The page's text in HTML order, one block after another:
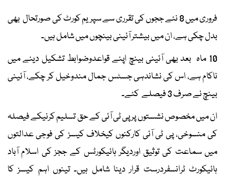
فروری میں 8 نئے ججوں کی تقرری سے سپریم کورٹ کی صورتحال بھی
بدل چکی ہے، ان میں بیشتر آئینی بینچوں میں شامل ہیں۔
10 ماہ بعد بھی آئینی بینچ اپنے قواعدوضوابط تشکیل دینے میں
ناکام ہے، اس کی نشاندہی جسٹس جمال مندوخیل کر چکے، آئینی
بینچ نے صرف 3 فیصلے کئے۔
ان میں مخصوص نشستوں پر پی ٹی آئی کے حق تسلیم کرنیکے فیصلہ
کی منسوخی، پی ٹی آئی کارکنوں کیخلاف کیسز کی فوجی عدالتوں
میں سماعت کی توثیق اوردیگر ہائیکورٹس کے ججز کی اسلام آباد
ہائیکورٹ ٹرانسفردرست قرار دینا شامل ہیں۔ تینوں اہم کیسز کا